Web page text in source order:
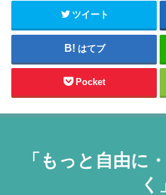
ツイート
はてブ
Pocket
「もっと自由に
く」